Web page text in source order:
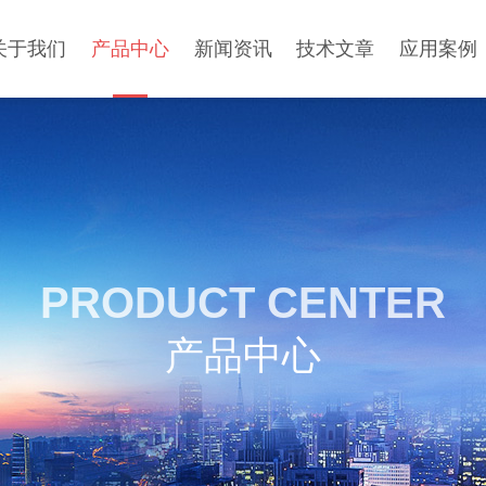
于我们 产品中心 新闻资讯 技术文章 应用案例
PRODUCT CENTER
产品中心